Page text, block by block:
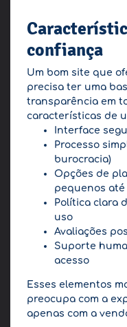
confiança
Um bom site que
precisa ter uma
transparência em
características de
Interface
Processo
burocracia)
Opções de
pequenos até
Política clara
uso
Avaliações
Suporte
acesso
Esses elementos
preocupa com a
apenas com a